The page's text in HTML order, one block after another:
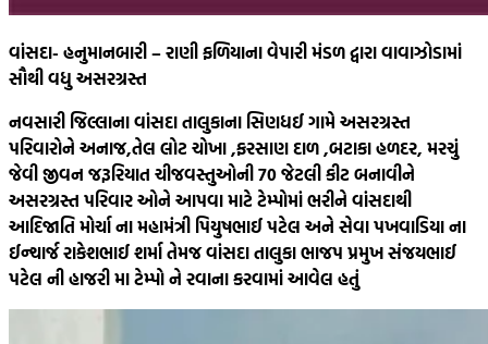
વાંસદા- હનુમાનબારી – રાણી ફળિયાના વેપારી મંડળ દ્વારા વાવાઝોડામાં
સૌથી વધુ અસરગ્રસ્ત
નવસારી જિલ્લાના વાંસદા તાલુકાના સિણધઈ ગામે અસરગ્રસ્ત
પરિવારોને અનાજ,તેલ લોટ ચોખા ,ફરસાણ દાળ ,બટાકા હળદર, મરચું
જેવી જીવન જરૂરિયાત ચીજવસ્તુઓની 70 જેટલી કીટ બનાવીને
અસરગ્રસ્ત પરિવાર ઓને આપવા માટે ટેમ્પોમાં ભરીને વાંસદાથી
આદિજાતિ મોર્ચા ના મહામંત્રી પિયુષભાઈ પટેલ અને સેવા પખવાડિયા ના
ઈન્ચાર્જ રાકેશભાઈ શર્મા તેમજ વાંસદા તાલુકા ભાજપ પ્રમુખ સંજયભાઈ
પટેલ ની હાજરી મા ટેમ્પો ને રવાના કરવામાં આવેલ હતું